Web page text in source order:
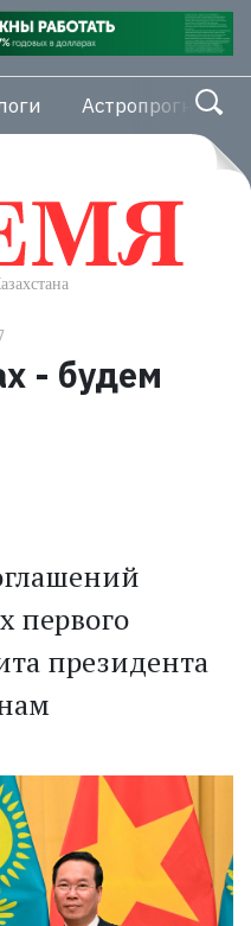
Астропрогноз
- будем
первого
президента